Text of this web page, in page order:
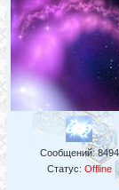
Сообщений:8494
Статус: Offline